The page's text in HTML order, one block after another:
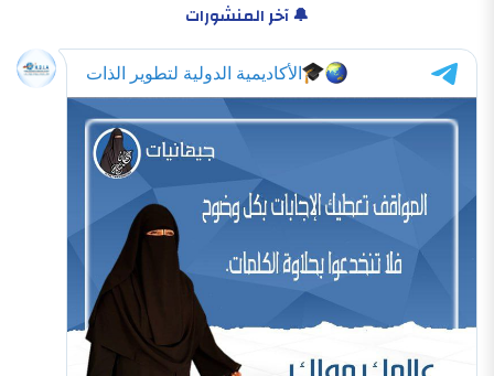
🔔 آخر المنشورات